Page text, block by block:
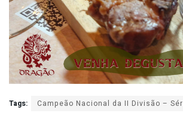
Tags: Campeão Nacional da II Divisão –